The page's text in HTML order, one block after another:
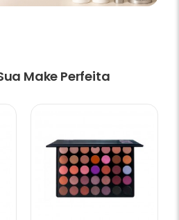
Make Perfeita